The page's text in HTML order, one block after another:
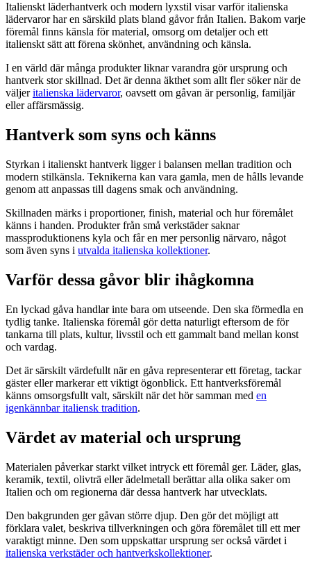
Italienskt läderhantverk och modern lyxstil visar varför italienska
lädervaror har en särskild plats bland gåvor från Italien. Bakom varje
föremål finns känsla för material, omsorg om detaljer och ett
italienskt sätt att förena skönhet, användning och känsla.
I en värld där många produkter liknar varandra gör ursprung och
hantverk stor skillnad. Det är denna äkthet som allt fler söker när de
väljeritalienska lädervaror, oavsett om gåvan är personlig, familjär
eller affärsmässig.
Hantverk som syns och känns
Styrkan i italienskt hantverk ligger i balansen mellan tradition och
modern stilkänsla. Teknikerna kan vara gamla, men de hålls levande
genom att anpassas till dagens smak och användning.
Skillnaden märks i proportioner, finish, material och hur föremålet
känns i handen. Produkter från små verkstäder saknar
massproduktionens kyla och får en mer personlig närvaro, något
som även syns i utvalda italienska kollektioner.
Varför dessa gåvor blir ihågkomna
En lyckad gåva handlar inte bara om utseende. Den ska förmedla en
tydlig tanke. Italienska föremål gör detta naturligt eftersom de för
tankarna till plats, kultur, livsstil och ett gammalt band mellan konst
och vardag.
Det är särskilt värdefullt när en gåva representerar ett företag, tackar
gäster eller markerar ett viktigt ögonblick. Ett hantverksföremål
känns omsorgsfullt valt, särskilt när det hör samman med en
igenkännbar italiensk tradition.
Värdet av material och ursprung
Materialen påverkar starkt vilket intryck ett föremål ger. Läder, glas,
keramik, textil, olivträ eller ädelmetall berättar alla olika saker om
Italien och om regionerna där dessa hantverk har utvecklats.
Den bakgrunden ger gåvan större djup. Den gör det möjligt att
förklara valet, beskriva tillverkningen och göra föremålet till ett mer
varaktigt minne. Den som uppskattar ursprung ser också värdet i
italienska verkstäder och hantverkskollektioner.